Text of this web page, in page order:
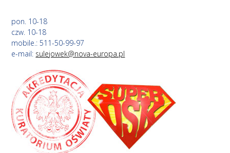
pon. 10-18
czw. 10-18
mobile.: 511-50-99-97
e-mail: sulejowek@nova-europa.pl